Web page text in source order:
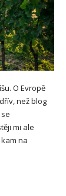
O Evropě
než blog
mi ale
na